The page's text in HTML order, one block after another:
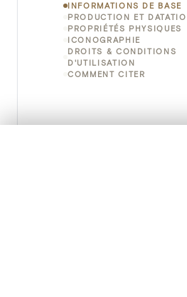
INFORMATIONS DE BASE
PRODUCTION ET
PROPRIÉTÉS PHYSIQUES
ICONOGRAPHIE
DROITS & CONDITIONS
D'UTILISATION
COMMENT CITER